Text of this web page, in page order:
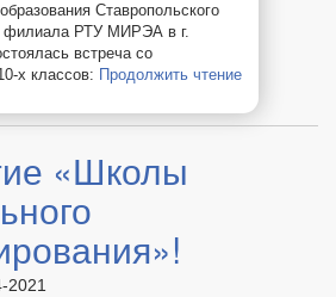
Ставропольского
филиала РТУ МИРЭА в г.
встреча со
х классов: Продолжить чтение
филиале
«Школы
2021